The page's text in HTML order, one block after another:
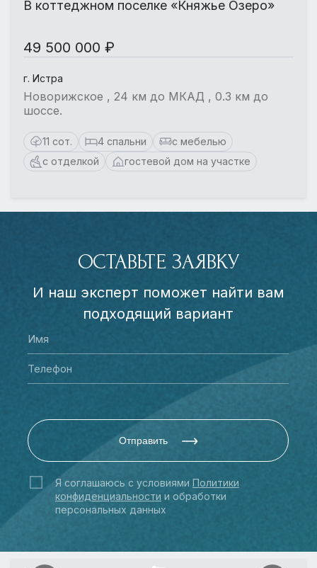
В коттеджном поселке «Княжье Озеро»
49 500 000 ₽
г. Истра
Новорижское , 24 км до МКАД , 0.3 км до
шоссе.
11 сот. 4 спальни
с мебелью
с отделкой
гостевой дом на участке
ОСТАВЬТЕ ЗАЯВКУ
И наш эксперт поможет найти вам
подходящий вариант
Я соглашаюсь с условиями Политики
конфиденциальности и обработки
персональных данных
Отправить